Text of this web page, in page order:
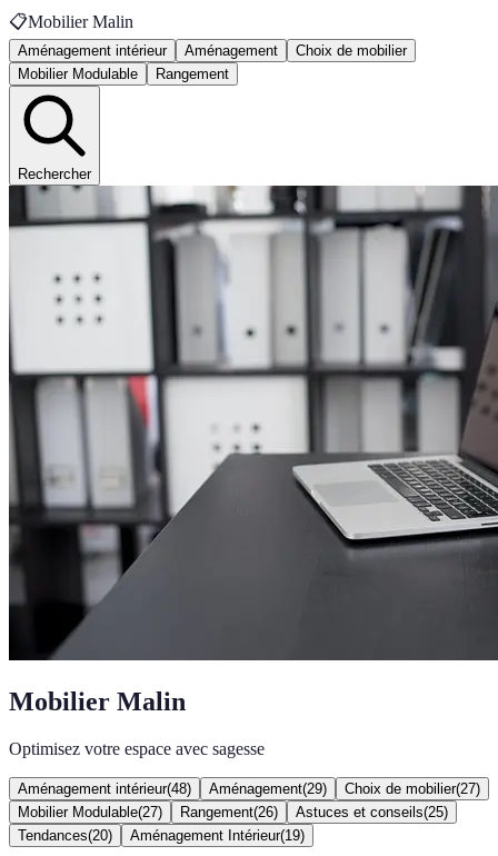
📋Mobilier Malin
Aménagement intérieur Aménagement
Choix de mobilier
Mobilier Modulable
Rangement
Rechercher
Mobilier Malin
Optimisez votre espace avec sagesse
Aménagement intérieur(48) Aménagement(29) Choix de mobilier(27)
Mobilier Modulable(27) Rangement(26) Astuces et conseils(25)
Tendances(20) Aménagement Intérieur(19)